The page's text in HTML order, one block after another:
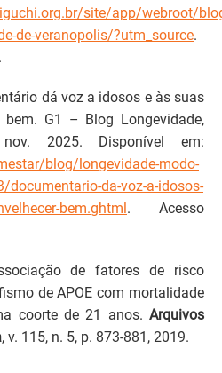
site/app/webroot/
de-veranopolis/?utm_source.
dá voz a idosos e às suas
bem. G1 – Blog Longevidade,
2025. Disponível em:
blog/longevidade-modo-
da-voz-a-idosos-
bem.ghtml. Acesso
de fatores de risco
de APOE com mortalidade
coorte de 21 anos. Arquivos
, v. 115, n. 5, p. 873-881, 2019.